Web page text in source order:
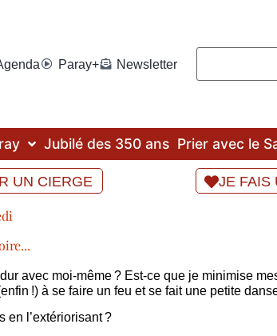
Paray+ Newsletter
Jubilé des 350 ans Prier avec le
UN CIERGE JE FAIS
avec moi-même ? Est-ce que je minimise
!) à se faire un feu et se fait une petite
en l’extériorisant ?